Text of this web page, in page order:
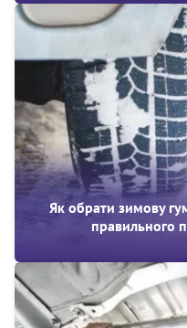
Як обрати зимову
правильного